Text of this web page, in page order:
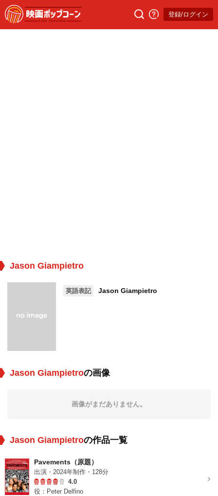
登録/ログイン
Jason Giampietro
英語表記 Jason Giampietro
Jason Giampietroの画像
画像がまだありません。
Jason Giampietroの作品一覧
Pavements（原題）
出演・2024年制作・128分
4.0
役：Peter Delfino